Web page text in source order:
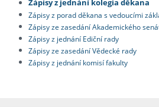
Zápisy z jednání kolegia děkana
Zápisy z porad děkana s vedoucími
Zápisy ze zasedání Akademického
Zápisy z jednání Ediční rady
Zápisy ze zasedání Vědecké rady
Zápisy z jednání komisí fakulty